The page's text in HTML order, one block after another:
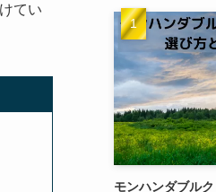
てい
モンハンダブル